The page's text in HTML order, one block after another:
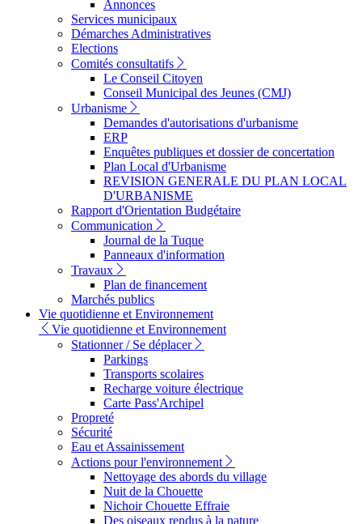
Annonces
Services municipaux
Démarches Administratives
Elections
Comités consultatifs
Le Conseil Citoyen
Conseil Municipal des Jeunes (CMJ)
Urbanisme
Demandes d'autorisations d'urbanisme
ERP
Enquêtes publiques et dossier de concertation
Plan Local d'Urbanisme
REVISION GENERALE DU PLAN LOCAL
D'URBANISME
Rapport d'Orientation Budgétaire
Communication
Journal de la Tuque
Panneaux d'information
Travaux
Plan de financement
Marchés publics
Vie quotidienne et Environnement
Vie quotidienne et Environnement
Stationner / Se déplacer
Parkings
Transports scolaires
Recharge voiture électrique
Carte Pass'Archipel
Propreté
Sécurité
Eau et Assainissement
Actions pour l'environnement
Nettoyage des abords du village
Nuit de la Chouette
Nichoir Chouette Effraie
Des oiseaux rendus à la nature